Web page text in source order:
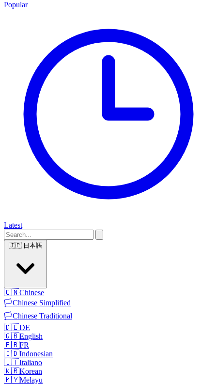
Popular
Latest
🇯🇵 日本語
🇨🇳Chinese
🏳️Chinese Simplified
🏳️Chinese Traditional
🇩🇪DE
🇬🇧English
🇫🇷FR
🇮🇩Indonesian
🇮🇹Italiano
🇰🇷Korean
🇲🇾Melayu